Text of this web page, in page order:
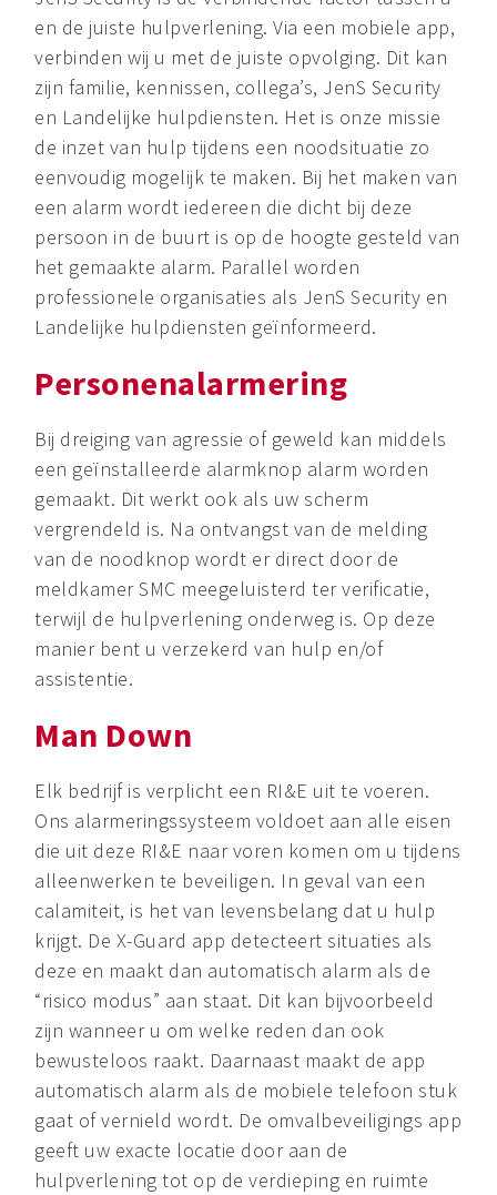
en de juiste hulpverlening. Via een mobiele app,
verbinden wij u met de juiste opvolging. Dit kan
zijn familie, kennissen, collega’s, JenS Security
en Landelijke hulpdiensten. Het is onze missie
de inzet van hulp tijdens een noodsituatie zo
eenvoudig mogelijk te maken. Bij het maken van
een alarm wordt iedereen die dicht bij deze
persoon in de buurt is op de hoogte gesteld van
het gemaakte alarm. Parallel worden
professionele organisaties als JenS Security en
Landelijke hulpdiensten geïnformeerd.
Personenalarmering
Bij dreiging van agressie of geweld kan middels
een geïnstalleerde alarmknop alarm worden
gemaakt. Dit werkt ook als uw scherm
vergrendeld is. Na ontvangst van de melding
van de noodknop wordt er direct door de
meldkamer SMC meegeluisterd ter verificatie,
terwijl de hulpverlening onderweg is. Op deze
manier bent u verzekerd van hulp en/of
assistentie.
Man Down
Elk bedrijf is verplicht een RI&E uit te voeren.
Ons alarmeringssysteem voldoet aan alle eisen
die uit deze RI&E naar voren komen om u tijdens
alleenwerken te beveiligen. In geval van een
calamiteit, is het van levensbelang dat u hulp
krijgt. De X-Guard app detecteert situaties als
deze en maakt dan automatisch alarm als de
“risico modus” aan staat. Dit kan bijvoorbeeld
zijn wanneer u om welke reden dan ook
bewusteloos raakt. Daarnaast maakt de app
automatisch alarm als de mobiele telefoon stuk
gaat of vernield wordt. De omvalbeveiligings app
geeft uw exacte locatie door aan de
hulpverlening tot op de verdieping en ruimte